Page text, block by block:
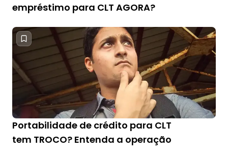
empréstimo para CLT AGORA?
Portabilidade de crédito para CLT
tem TROCO? Entenda a operação